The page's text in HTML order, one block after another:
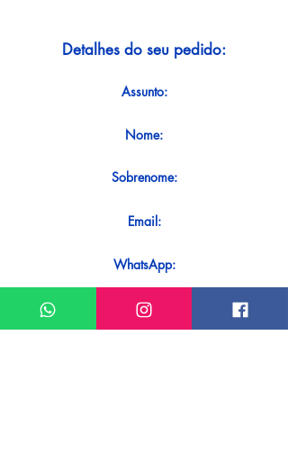
Detalhes do seu pedido:
Assunto:
Nome:
Sobrenome:
Email:
WhatsApp:
Mensagem: